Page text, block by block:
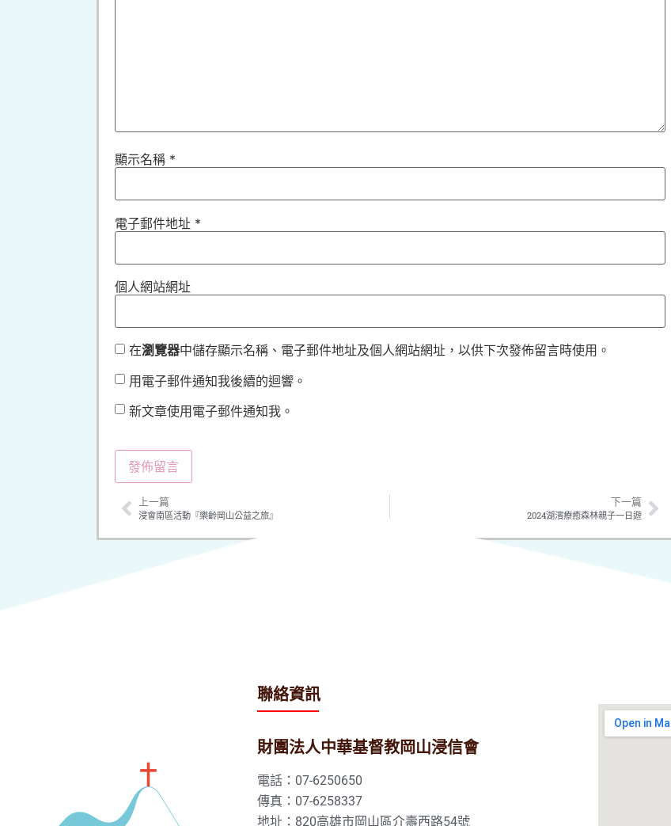
顯示名稱 *
電子郵件地址 *
個人網站網址
在瀏覽器中儲存顯示名稱、電子郵件地址及個人網站網址，以供下次發佈留言時使用。
用電子郵件通知我後續的迴響。
新文章使用電子郵件通知我。
上一篇
浸會南區活動『樂齡岡山公益之旅』
下一篇
2024湖濱療癒森林親子一日遊
聯絡資訊
財團法人中華基督教岡山浸信會
電話：07-6250650
傳真：07-6258337
地址：820高雄市岡山區介壽西路54號